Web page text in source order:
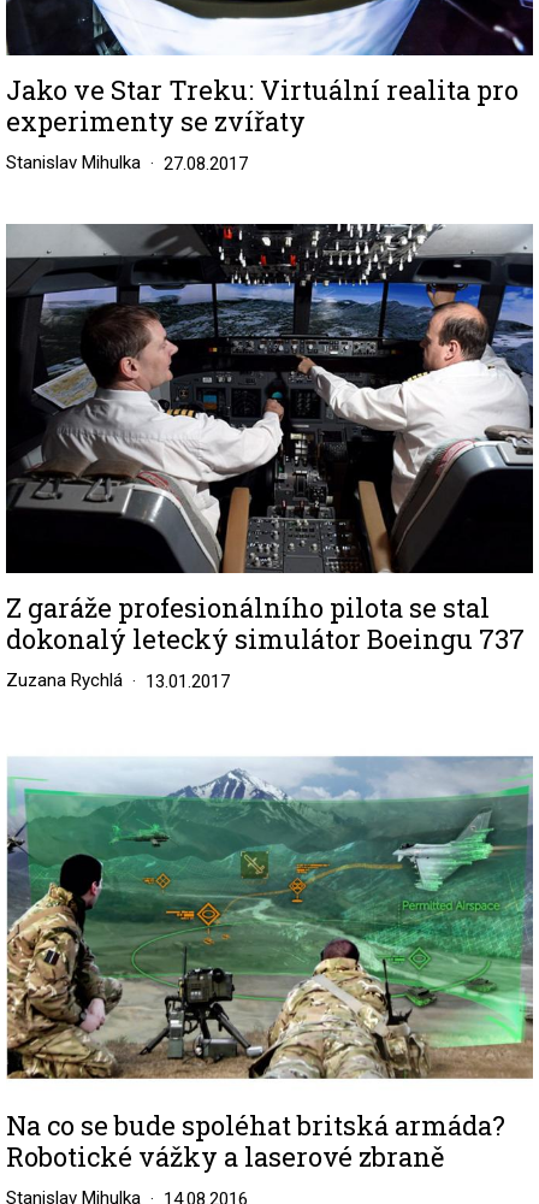
Jako ve Star Treku: Virtuální realita pro
experimenty se zvířaty
Stanislav Mihulka 27.08.2017
Z garáže profesionálního pilota se stal
dokonalý letecký simulátor Boeingu 737
Zuzana Rychlá 13.01.2017
Image
Na co se bude spoléhat britská armáda?
Robotické vážky a laserové zbraně
Stanislav Mihulka 14.08.2016